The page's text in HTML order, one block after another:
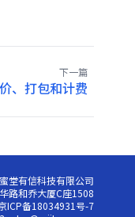
下一篇
、打包和计费
堂有信科技有限公司
路和乔大厦C座1508
ICP备18034931号-7